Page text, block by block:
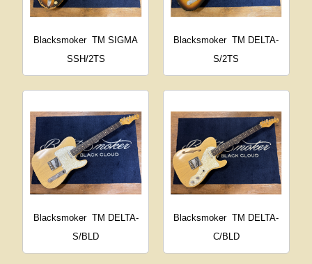
Blacksmoker TM SIGMA
SSH/2TS
Blacksmoker TM DELTA-
S/2TS
Blacksmoker TM DELTA-
S/BLD
Blacksmoker TM DELTA-
C/BLD